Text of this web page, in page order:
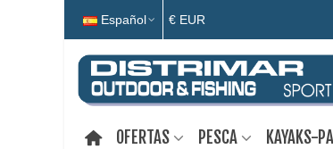
Español € EUR
OFERTAS PESCA KAYAKS-